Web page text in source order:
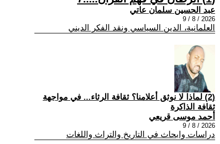
عبد الحسين سلمان عاتي
2026 / 8 / 9
العلمانية، الدين السياسي ونقد الفكر الديني
(2) لماذا لا نوثق أعلامنا؟ ثقافة الرثاء... في مواجهة
ثقافة الذاكرة
أحمد موسى قريعي
2026 / 8 / 9
دراسات وابحاث في التاريخ والتراث واللغات